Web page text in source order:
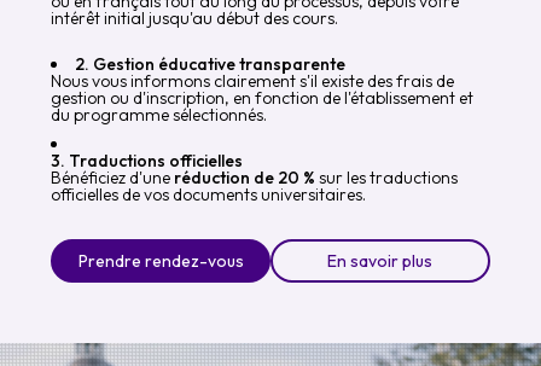
intérêt initial jusqu'au début des cours.
2. Gestion éducative transparente
Nous vous informons clairement s'il existe des frais de
gestion ou d'inscription, en fonction de l'établissement et
du programme sélectionnés.
3. Traductions officielles
Bénéficiez d'une réduction de 20 % sur les traductions
officielles de vos documents universitaires.
Prendre rendez-vous En savoir plus